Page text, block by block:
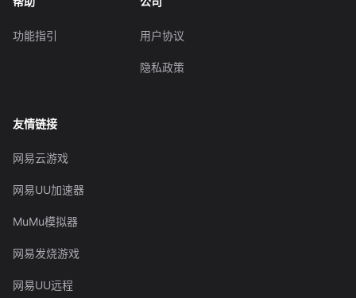
功能指引 用户协议
隐私政策
友情链接
网易云游戏
网易UU加速器
MuMu模拟器
网易发烧游戏
网易UU远程